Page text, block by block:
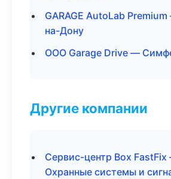
GARAGE AutoLab
на-Дону
ООО Garage Drive —
Другие компании
Сервис-центр Box
Охранные системы и